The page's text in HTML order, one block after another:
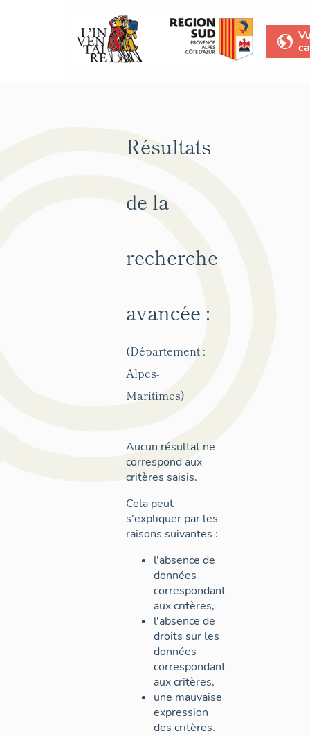
Résultats
de la
recherche
avancée :
(Département :
Alpes-
Maritimes)
Aucun résultat ne
correspond aux
critères saisis.
Cela peut
s'expliquer par les
raisons suivantes :
l'absence de
données
correspondant
aux critères,
l'absence de
droits sur les
données
correspondant
aux critères,
une mauvaise
expression
des critères.